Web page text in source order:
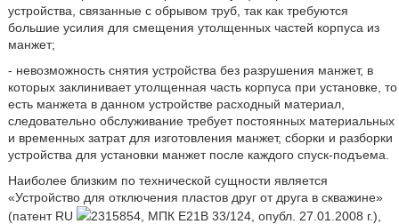
устройства, связанные с обрывом труб, так как требуются
большие усилия для смещения утолщенных частей корпуса из
манжет;
- невозможность снятия устройства без разрушения манжет, в
которых заклинивает утолщенная часть корпуса при установке, то
есть манжета в данном устройстве расходный материал,
следовательно обслуживание требует постоянных материальных
и временных затрат для изготовления манжет, сборки и разборки
устройства для установки манжет после каждого спуск-подъема.
Наиболее близким по технической сущности является
«Устройство для отключения пластов друг от друга в скважине»
(патент RU
2315854, МПК E21B 33/124, опубл. 27.01.2008 г.),